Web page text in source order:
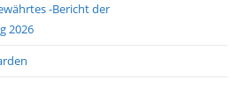
-Bericht der
2026